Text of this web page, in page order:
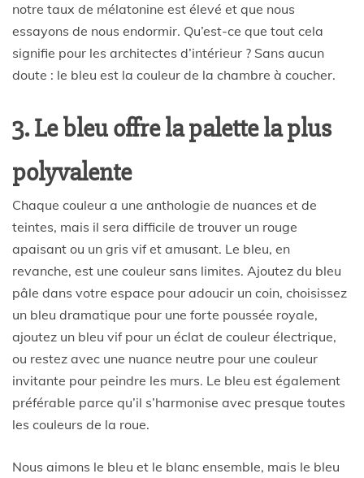
notre taux de mélatonine est élevé et que nous
essayons de nous endormir. Qu’est-ce que tout cela
signifie pour les architectes d’intérieur ? Sans aucun
doute : le bleu est la couleur de la chambre à coucher.
3. Le bleu offre la palette la plus
polyvalente
Chaque couleur a une anthologie de nuances et de
teintes, mais il sera difficile de trouver un rouge
apaisant ou un gris vif et amusant. Le bleu, en
revanche, est une couleur sans limites. Ajoutez du bleu
pâle dans votre espace pour adoucir un coin, choisissez
un bleu dramatique pour une forte poussée royale,
ajoutez un bleu vif pour un éclat de couleur électrique,
ou restez avec une nuance neutre pour une couleur
invitante pour peindre les murs. Le bleu est également
préférable parce qu’il s’harmonise avec presque toutes
les couleurs de la roue.
Nous aimons le bleu et le blanc ensemble, mais le bleu